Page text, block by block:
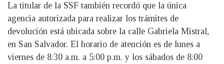
La titular de la SSF también recordó que la única
agencia autorizada para realizar los trámites de
devolución está ubicada sobre la calle Gabriela Mistral,
en San Salvador. El horario de atención es de lunes a
viernes de 8:30 a.m. a 5:00 p.m. y los sábados de 8:00